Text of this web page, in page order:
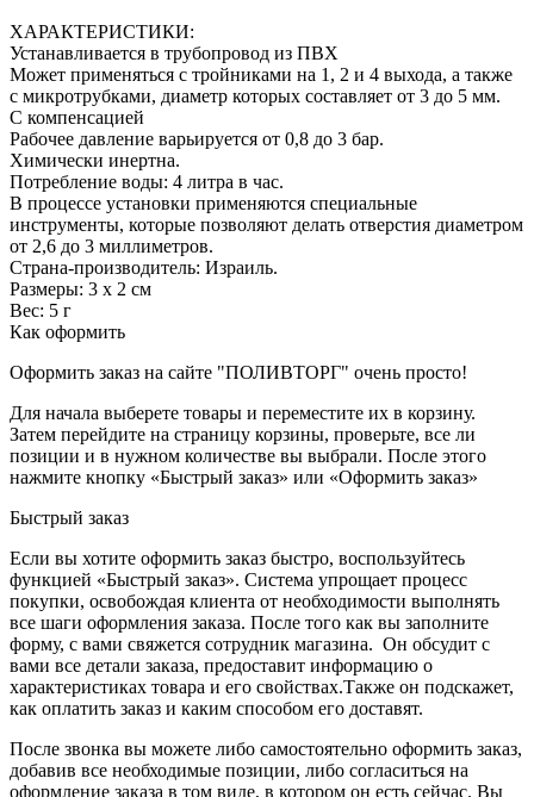
ХАРАКТЕРИСТИКИ:
Устанавливается в трубопровод из ПВХ
Может применяться с тройниками на 1, 2 и 4 выхода, а также
с микротрубками, диаметр которых составляет от 3 до 5 мм.
С компенсацией
Рабочее давление варьируется от 0,8 до 3 бар.
Химически инертна.
Потребление воды: 4 литра в час.
В процессе установки применяются специальные
инструменты, которые позволяют делать отверстия диаметром
от 2,6 до 3 миллиметров.
Страна-производитель: Израиль.
Размеры: 3 х 2 см
Вес: 5 г
Как оформить
Оформить заказ на сайте "ПОЛИВТОРГ" очень просто!
Для начала выберете товары и переместите их в корзину.
Затем перейдите на страницу корзины, проверьте, все ли
позиции и в нужном количестве вы выбрали. После этого
нажмите кнопку «Быстрый заказ» или «Оформить заказ»
Быстрый заказ
Если вы хотите оформить заказ быстро, воспользуйтесь
функцией «Быстрый заказ». Система упрощает процесс
покупки, освобождая клиента от необходимости выполнять
все шаги оформления заказа. После того как вы заполните
форму, с вами свяжется сотрудник магазина. Он обсудит с
вами все детали заказа, предоставит информацию о
характеристиках товара и его свойствах.Также он подскажет,
как оплатить заказ и каким способом его доставят.
После звонка вы можете либо самостоятельно оформить заказ,
добавив все необходимые позиции, либо согласиться на
оформление заказа в том виде, в котором он есть сейчас. Вы